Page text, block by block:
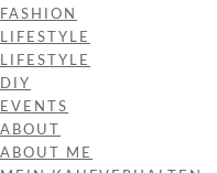
FASHION
LIFESTYLE
LIFESTYLE
DIY
EVENTS
ABOUT
ABOUT ME